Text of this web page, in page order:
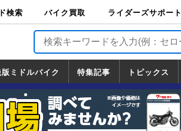
検索 バイク買取
バイク買取
ライダーズサポート
ライダーズサポート
TOP
バイク輸送
バイクガレージライ
フ
バイク車両保険
ロードサービス
バイク試乗
版ミドルバイク
版ミドルバイク
覧
ンダ
マハ
ズキ
ワサキ
特集記事 トピックス
トピックス
一覧
ホンダ
ヤマハ
スズキ
カワサキ
ハーレーダ
ビッドソン
BMW
ドゥカティ
トライアン
フ
情報局
選グ